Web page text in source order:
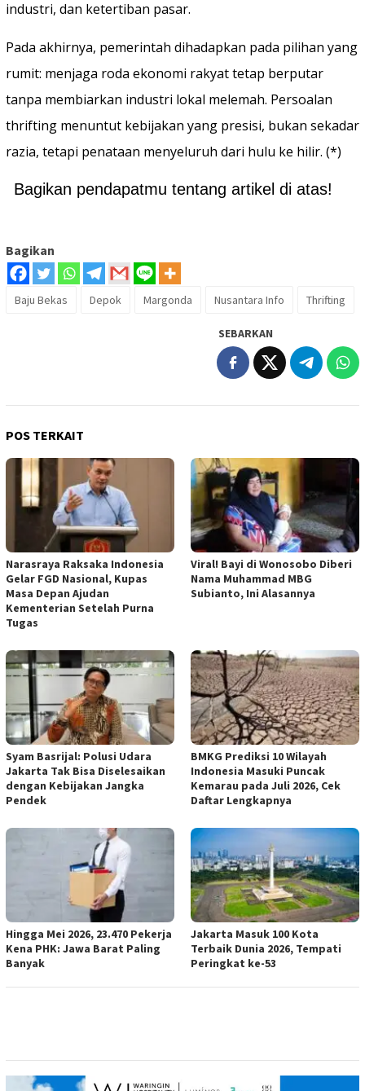
industri, dan ketertiban pasar.
‎Pada akhirnya, pemerintah dihadapkan pada pilihan yang
rumit: menjaga roda ekonomi rakyat tetap berputar
tanpa membiarkan industri lokal melemah. Persoalan
thrifting menuntut kebijakan yang presisi, bukan sekadar
razia, tetapi penataan menyeluruh dari hulu ke hilir. (*)
Bagikan pendapatmu tentang artikel di atas!
Bagikan
Baju Bekas Depok Margonda Nusantara Info Thrifting
SEBARKAN
POS TERKAIT
Narasraya Raksaka Indonesia
Gelar FGD Nasional, Kupas
Masa Depan Ajudan
Kementerian Setelah Purna
Tugas
Viral! Bayi di Wonosobo Diberi
Nama Muhammad MBG
Subianto, Ini Alasannya
Syam Basrijal: Polusi Udara
Jakarta Tak Bisa Diselesaikan
dengan Kebijakan Jangka
Pendek
BMKG Prediksi 10 Wilayah
Indonesia Masuki Puncak
Kemarau pada Juli 2026, Cek
Daftar Lengkapnya
Hingga Mei 2026, 23.470 Pekerja
Kena PHK: Jawa Barat Paling
Banyak
Jakarta Masuk 100 Kota
Terbaik Dunia 2026, Tempati
Peringkat ke-53